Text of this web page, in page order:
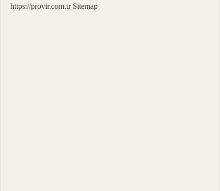
https://provir.com.tr Sitemap